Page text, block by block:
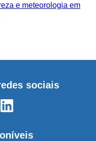
e meteorologia em
sociais